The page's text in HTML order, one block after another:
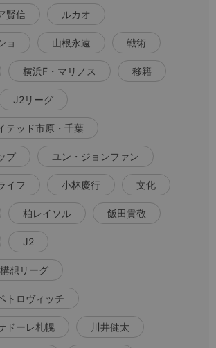
賢信 ルカオ
ョ 山根永遠 戦術
横浜F・マリノス 移籍
J2リーグ
テッド市原・千葉
プ ユン・ジョンファン
イフ 小林慶行 文化
柏レイソル 飯田貴敬
J2
想リーグ
トロヴィッチ
ドーレ札幌 川井健太